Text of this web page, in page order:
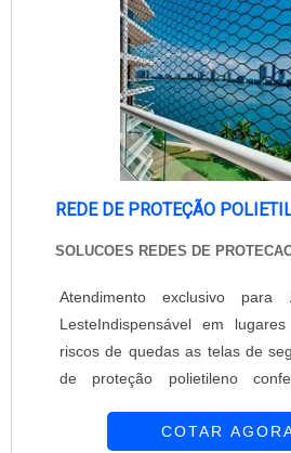
REDE DE PROTEÇÃO
SOLUCOES REDES DE
Atendimento exclusivo
LesteIndispensável em
riscos de quedas as telas de
de proteção polietileno
adequa com perfeição ao
COTAR